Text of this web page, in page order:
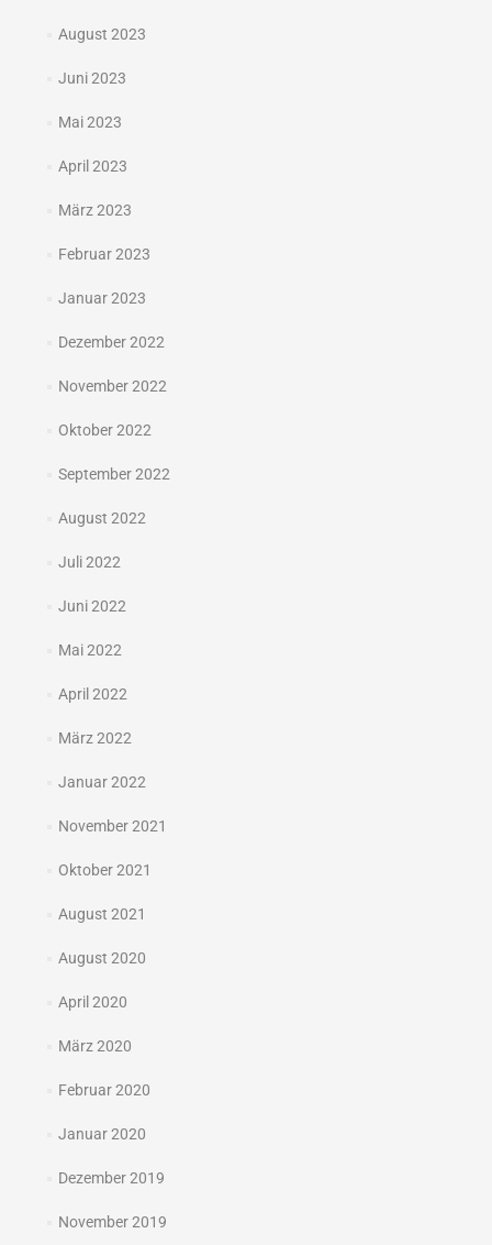
August 2023
Juni 2023
Mai 2023
April 2023
März 2023
Februar 2023
Januar 2023
Dezember 2022
November 2022
Oktober 2022
September 2022
August 2022
Juli 2022
Juni 2022
Mai 2022
April 2022
März 2022
Januar 2022
November 2021
Oktober 2021
August 2021
August 2020
April 2020
März 2020
Februar 2020
Januar 2020
Dezember 2019
November 2019